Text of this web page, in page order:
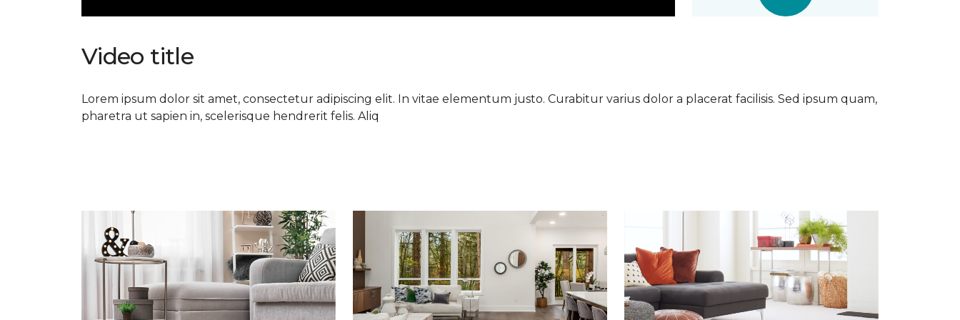
Video title
Lorem ipsum dolor sit amet, consectetur adipiscing elit. In vitae elementum justo. Curabitur varius dolor a placerat facilisis. Sed ipsum quam,
pharetra ut sapien in, scelerisque hendrerit felis. Aliq